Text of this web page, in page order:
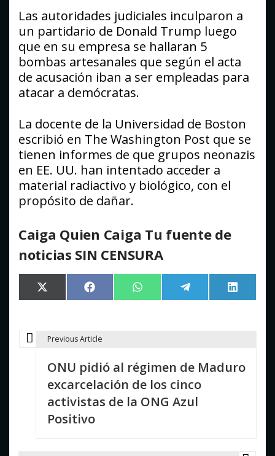
Las autoridades judiciales inculparon a
un partidario de Donald Trump luego
que en su empresa se hallaran 5
bombas artesanales que según el acta
de acusación iban a ser empleadas para
atacar a demócratas.
La docente de la Universidad de Boston
escribió en The Washington Post que se
tienen informes de que grupos neonazis
en EE. UU. han intentado acceder a
material radiactivo y biológico, con el
propósito de dañar.
Caiga Quien Caiga Tu fuente de
noticias SIN CENSURA
Compartir
en
X
(Twitter)
Compartir
en
Facebook Compartir
en
WhatsApp Compartir
en
Telegram
en
LinkedIn
N
Previous Article
ONU pidió al régimen de Maduro
excarcelación de los cinco
activistas de la ONG Azul
Positivo